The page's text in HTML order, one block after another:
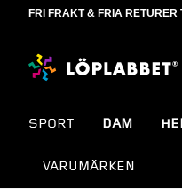
FRI FRAKT & FRIA RETURER
SPORT DAM
VARUMÄRKEN